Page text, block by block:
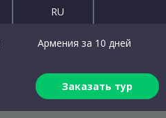
RU
Армения за 10 дней
Заказать тур